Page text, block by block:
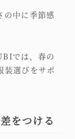
の中に季節感
では、春の
装選びをサポ
をつける